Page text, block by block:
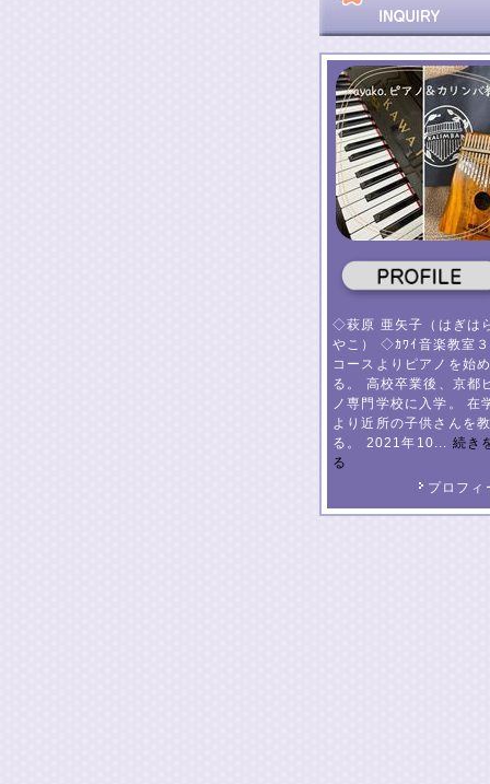
◇萩原 亜矢子（はぎは
やこ） ◇ｶﾜｲ音楽教室
コースよりピアノを始
る。 高校卒業後、京都
ノ専門学校に入学。 在
より近所の子供さんを
る。 2021年10... 続き
る
プロフィ